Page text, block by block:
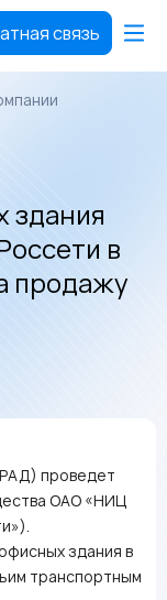
связь
здания
в
продажу
проведет
ОАО «НИЦ
здания в
транспортным